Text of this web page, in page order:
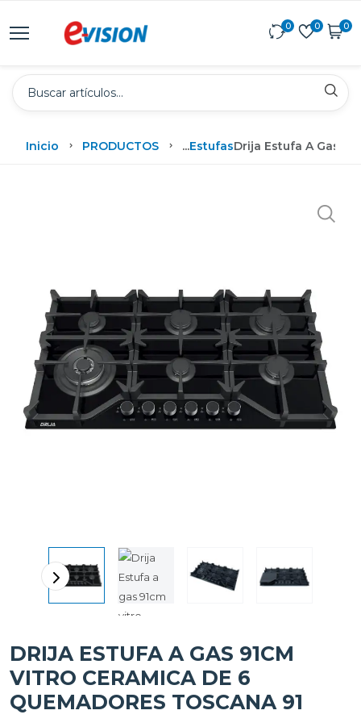
0 0 0
Inicio PRODUCTOS ...EstufasDrija Estufa A Gas
DRIJA ESTUFA A GAS 91CM
VITRO CERAMICA DE 6
QUEMADORES TOSCANA 91